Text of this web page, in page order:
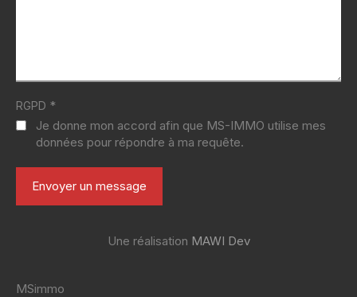
RGPD *
Je donne mon accord afin que MS-IMMO utilise mes
données pour répondre à ma requête.
Une réalisation MAWI Dev
MSimmo